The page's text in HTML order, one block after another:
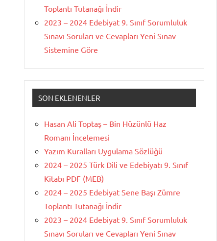
Toplantı Tutanağı İndir
2023 – 2024 Edebiyat 9. Sınıf Sorumluluk
Sınavı Soruları ve Cevapları Yeni Sınav
Sistemine Göre
SON EKLENENLER
Hasan Ali Toptaş – Bin Hüzünlü Haz
Romanı İncelemesi
Yazım Kuralları Uygulama Sözlüğü
2024 – 2025 Türk Dili ve Edebiyatı 9. Sınıf
Kitabı PDF (MEB)
2024 – 2025 Edebiyat Sene Başı Zümre
Toplantı Tutanağı İndir
2023 – 2024 Edebiyat 9. Sınıf Sorumluluk
Sınavı Soruları ve Cevapları Yeni Sınav